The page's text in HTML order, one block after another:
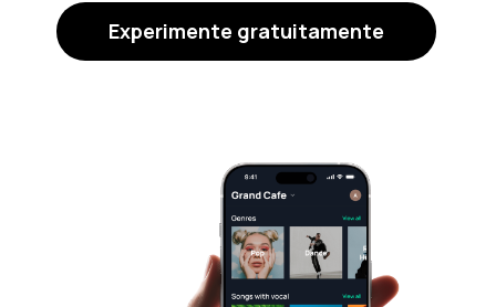
Experimente gratuitamente